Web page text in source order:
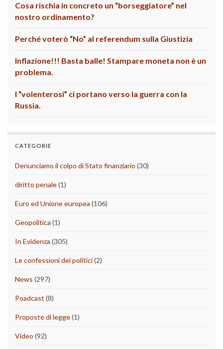
Cosa rischia in concreto un “borseggiatore” nel
nostro ordinamento?
Perché voterò “No” al referendum sulla Giustizia
Inflazione!!! Basta balle! Stampare moneta non è un
problema.
I “volenterosi” ci portano verso la guerra con la
Russia.
CATEGORIE
Denunciamo il colpo di Stato finanziario (30)
diritto penale(1)
Euro ed Unione europea (106)
Geopolitica (1)
In Evidenza (305)
Le confessioni dei politici(2)
News (297)
Poadcast (8)
Proposte di legge(1)
Video (92)